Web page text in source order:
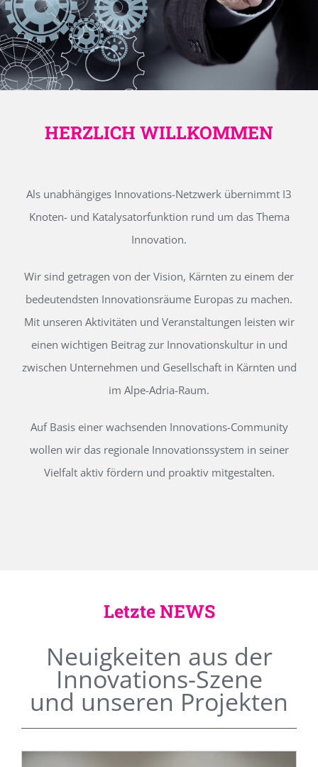
HERZLICH WILLKOMMEN
Als unabhängiges Innovations-Netzwerk übernimmt I3
Knoten- und Katalysatorfunktion rund um das Thema
Innovation.
Wir sind getragen von der Vision, Kärnten zu einem der
bedeutendsten Innovationsräume Europas zu machen.
Mit unseren Aktivitäten und Veranstaltungen leisten wir
einen wichtigen Beitrag zur Innovationskultur in und
zwischen Unternehmen und Gesellschaft in Kärnten und
im Alpe-Adria-Raum.
Auf Basis einer wachsenden Innovations-Community
wollen wir das regionale Innovationssystem in seiner
Vielfalt aktiv fördern und proaktiv mitgestalten.
Letzte NEWS
Neuigkeiten aus der
Innovations-Szene
und unseren Projekten